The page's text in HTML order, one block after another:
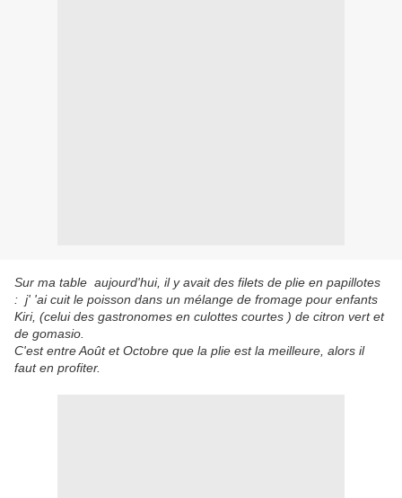
Sur ma table aujourd'hui, il y avait des filets de plie en papillotes
: j' 'ai cuit le poisson dans un mélange de fromage pour enfants
Kiri, (celui des gastronomes en culottes courtes ) de citron vert et
de gomasio.
C'est entre Août et Octobre que la plie est la meilleure, alors il
faut en profiter.